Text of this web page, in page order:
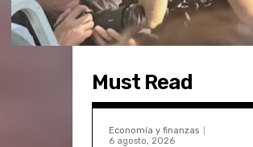
Must Read
Economía y finanzas
6 agosto, 2026